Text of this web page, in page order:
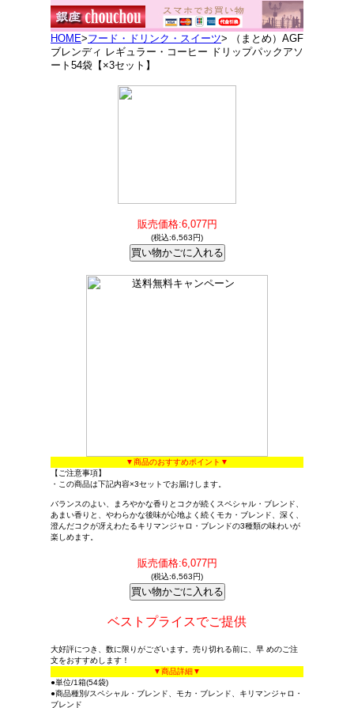
HOME>フード・ドリンク・スイーツ> （まとめ）AGF
ブレンディ レギュラー・コーヒー ドリップパックアソ
ート54袋【×3セット】
販売価格:6,077円
(税込:6,563円)
▼商品のおすすめポイント▼
【ご注意事項】
・この商品は下記内容×3セットでお届けします。
バランスのよい、まろやかな香りとコクが続くスペシャル・ブレンド、
あまい香りと、やわらかな後味が心地よく続くモカ・ブレンド、深く、
澄んだコクが冴えわたるキリマンジャロ・ブレンドの3種類の味わいが
楽しめます。
販売価格:6,077円
(税込:6,563円)
ベストプライスでご提供
大好評につき、数に限りがございます。売り切れる前に、早 めのご注
文をおすすめします！
▼商品詳細▼
●単位/1箱(54袋)
●商品種別/スペシャル・ブレンド、モカ・ブレンド、キリマンジャロ・
ブレンド